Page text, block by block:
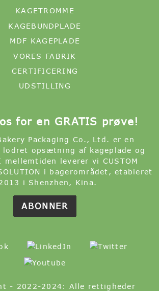
KAGETROMME
KAGEBUNDPLADE
MDF KAGEPLADE
VORES FABRIK
CERTIFICERING
UDSTILLING
for en GRATIS prøve!
Packaging Co., Ltd. er en
lodret opsætning af kageplade og
mellemtiden leverer vi CUSTOM
i bagerområdet, etableret
i Shenzhen, Kina.
ABONNER
- 2022-2024: Alle rettigheder